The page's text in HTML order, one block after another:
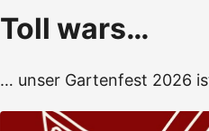
Toll wars…
… unser Gartenfest 2026